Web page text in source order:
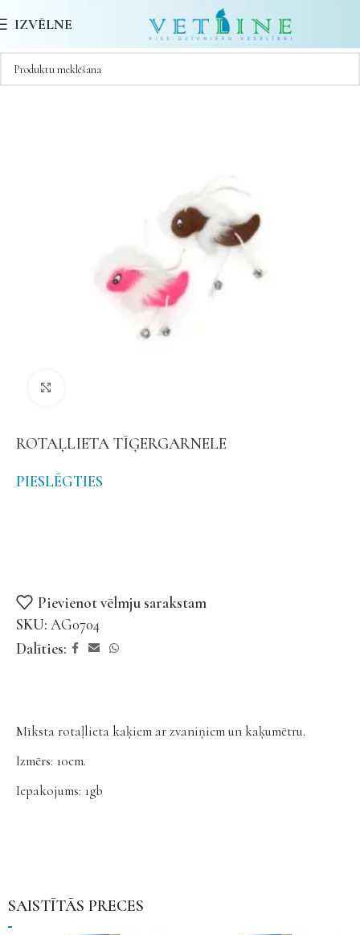
IZVĒLNE
ROTAĻLIETA TĪĢERGARNELE
PIESLĒGTIES
Pievienot vēlmju sarakstam
SKU: AG0704
Dalīties:
Mīksta rotaļlieta kaķiem ar zvaniņiem un kaķumētru.
Izmērs: 10cm.
Iepakojums: 1gb
SAISTĪTĀS PRECES